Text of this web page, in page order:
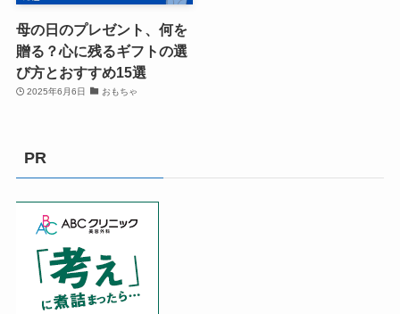
母の日のプレゼント、何を
贈る？心に残るギフトの選
び方とおすすめ15選
2025年6月6日 おもちゃ
PR